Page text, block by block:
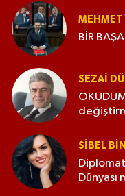
MEHMET
BİR
SEZAI
SIBEL
Dünyası